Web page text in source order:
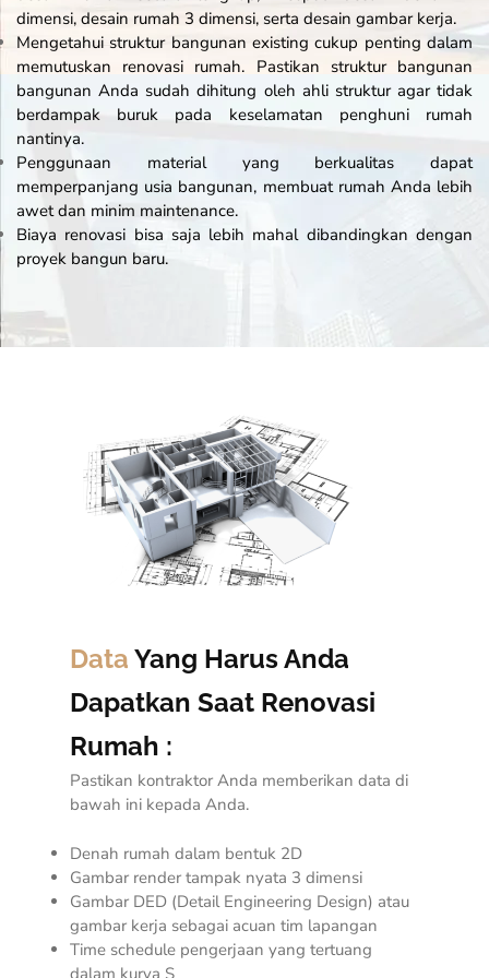
dimensi, desain rumah 3 dimensi, serta desain gambar kerja.
Mengetahui struktur bangunan existing cukup penting dalam
memutuskan renovasi rumah. Pastikan struktur bangunan
bangunan Anda sudah dihitung oleh ahli struktur agar tidak
berdampak buruk pada keselamatan penghuni rumah
nantinya.
Penggunaan material yang berkualitas dapat
memperpanjang usia bangunan, membuat rumah Anda lebih
awet dan minim maintenance.
Biaya renovasi bisa saja lebih mahal dibandingkan dengan
proyek bangun baru.
Data Yang Harus Anda
Dapatkan Saat Renovasi
Rumah :
Pastikan kontraktor Anda memberikan data di
bawah ini kepada Anda.
Denah rumah dalam bentuk 2D
Gambar render tampak nyata 3 dimensi
Gambar DED (Detail Engineering Design) atau
gambar kerja sebagai acuan tim lapangan
Time schedule pengerjaan yang tertuang
dalam kurva S